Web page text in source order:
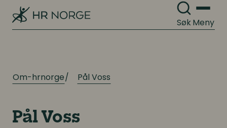
SøkMeny
Om-hrnorge Pål Voss
Pål Voss